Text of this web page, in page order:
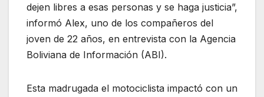
dejen libres a esas personas y se haga justicia”,
informó Alex, uno de los compañeros del
joven de 22 años, en entrevista con la Agencia
Boliviana de Información (ABI).
Esta madrugada el motociclista impactó con un